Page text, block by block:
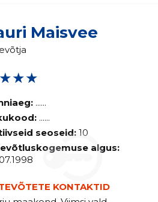
Maisvee
......
......
seoseid: 10
algus:
KONTAKTID